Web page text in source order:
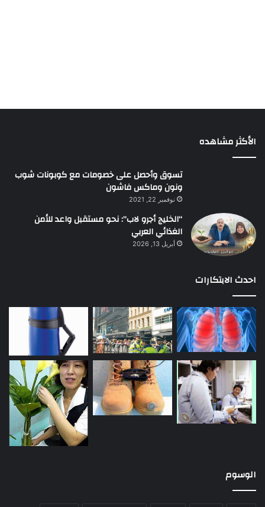
الأكثر مشاهده
تسوق وأحصل على خصومات مع كوبونات شوب
ونون وماكس فاشون
نوفمبر 22, 2021
“الخليج أجرو لاب”: نحو مستقبل واعد للأمن
الغذائي العربي
أبريل 13, 2026
احدث الابتكارات
الوسوم